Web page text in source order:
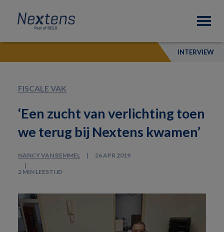
primary
navigation
content
footer
Nextens
Fiscaal
partner
van
INTERVIEW
FISCALE VAK
‘Een zucht van verlichting toen
we terug bij Nextens kwamen’
NANCY VAN BEMMEL 26 APR 2019
2 MIN LEESTIJD